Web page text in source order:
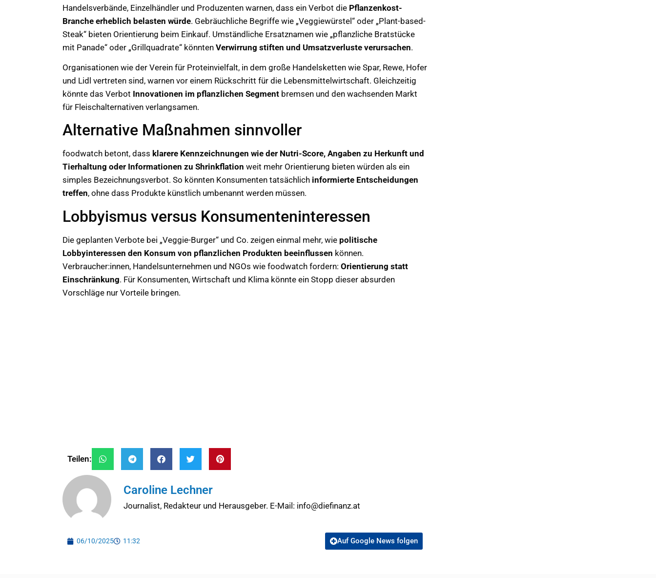
Handelsverbände, Einzelhändler und Produzenten warnen, dass ein Verbot die Pflanzenkost-
Branche erheblich belasten würde. Gebräuchliche Begriffe wie „Veggiewürstel“ oder „Plant-based-
Steak“ bieten Orientierung beim Einkauf. Umständliche Ersatznamen wie „pflanzliche Bratstücke
mit Panade“ oder „Grillquadrate“ könnten Verwirrung stiften und Umsatzverluste verursachen.
Organisationen wie der Verein für Proteinvielfalt, in dem große Handelsketten wie Spar, Rewe, Hofer
und Lidl vertreten sind, warnen vor einem Rückschritt für die Lebensmittelwirtschaft. Gleichzeitig
könnte das Verbot Innovationen im pflanzlichen Segment bremsen und den wachsenden Markt
für Fleischalternativen verlangsamen.
Alternative Maßnahmen sinnvoller
foodwatch betont, dass klarere Kennzeichnungen wie der Nutri-Score, Angaben zu Herkunft und
Tierhaltung oder Informationen zu Shrinkflation weit mehr Orientierung bieten würden als ein
simples Bezeichnungsverbot. So könnten Konsumenten tatsächlich informierte Entscheidungen
treffen, ohne dass Produkte künstlich umbenannt werden müssen.
Lobbyismus versus Konsumenteninteressen
Die geplanten Verbote bei „Veggie-Burger“ und Co. zeigen einmal mehr, wie politische
Lobbyinteressen den Konsum von pflanzlichen Produkten beeinflussen können.
Verbraucher:innen, Handelsunternehmen und NGOs wie foodwatch fordern: Orientierung statt
Einschränkung. Für Konsumenten, Wirtschaft und Klima könnte ein Stopp dieser absurden
Vorschläge nur Vorteile bringen.
Teilen:
Caroline Lechner
Journalist, Redakteur und Herausgeber. E-Mail: info@diefinanz.at
06/10/2025 11:32 Auf Google News folgen